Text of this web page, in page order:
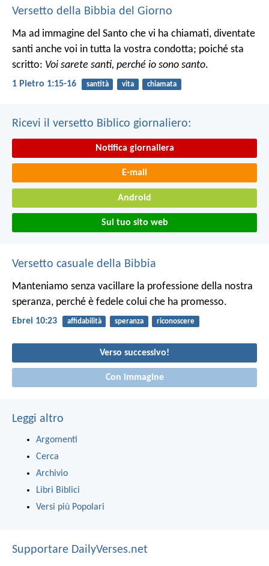
Versetto della Bibbia del Giorno
Ma ad immagine del Santo che vi ha chiamati, diventate
santi anche voi in tutta la vostra condotta; poiché sta
scritto: Voi sarete santi, perché io sono santo.
1 Pietro 1:15-16 santità vita chiamata
Ricevi il versetto Biblico giornaliero:
Notifica giornaliera
E-mail
Android
Sul tuo sito web
Versetto casuale della Bibbia
Manteniamo senza vacillare la professione della nostra
speranza, perché è fedele colui che ha promesso.
Ebrei 10:23 affidabilità speranza riconoscere
Verso successivo!
Con immagine
Leggi altro
Argomenti
Cerca
Archivio
Libri Biblici
Versi più Popolari
Supportare DailyVerses.net